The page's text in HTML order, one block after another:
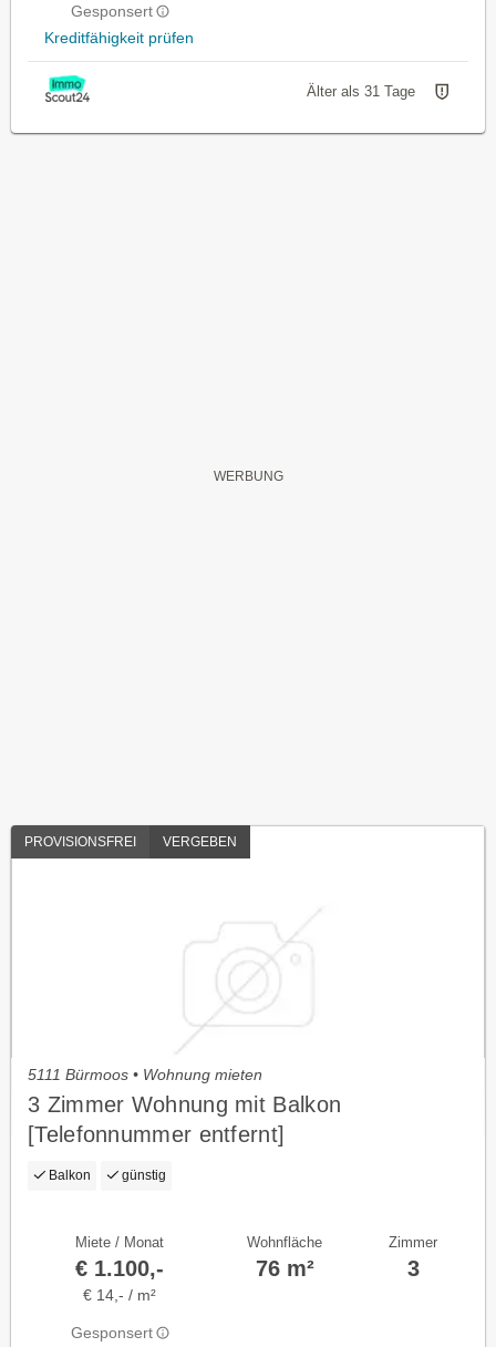
Gesponsert
Kreditfähigkeit prüfen
Älter als 31 Tage
PROVISIONSFREI VERGEBEN
5111 Bürmoos • Wohnung mieten
3 Zimmer Wohnung mit Balkon
[Telefonnummer entfernt]
Balkon günstig
Miete / Monat
€ 1.100,-
€ 14,- / m²
Gesponsert
Wohnfläche
76 m²
Zimmer
3